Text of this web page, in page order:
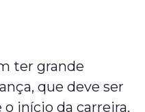
ter grande
que deve ser
início da carreira.